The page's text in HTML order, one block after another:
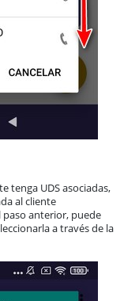
tenga UDS asociadas,
al cliente
paso anterior, puede
a través de la